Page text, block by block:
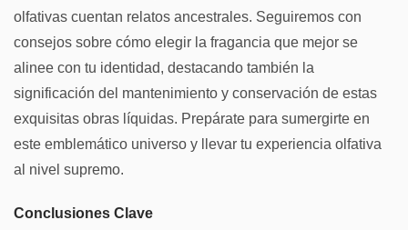
olfativas cuentan relatos ancestrales. Seguiremos con
consejos sobre cómo elegir la fragancia que mejor se
alinee con tu identidad, destacando también la
significación del mantenimiento y conservación de estas
exquisitas obras líquidas. Prepárate para sumergirte en
este emblemático universo y llevar tu experiencia olfativa
al nivel supremo.
Conclusiones Clave